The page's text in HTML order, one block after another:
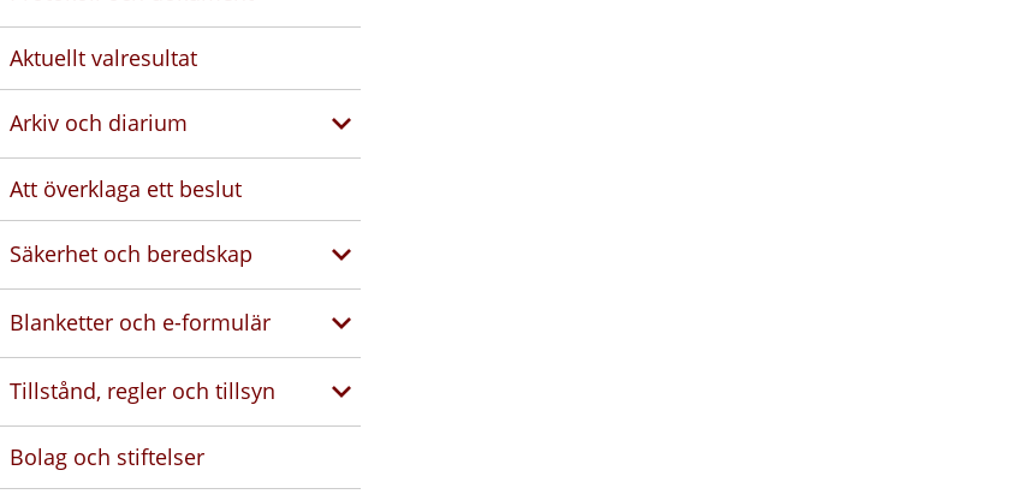
Aktuellt valresultat
Arkiv och diarium
Att överklaga ett beslut
Säkerhet och beredskap
Blanketter och e-formulär
Tillstånd, regler och tillsyn
Bolag och stiftelser